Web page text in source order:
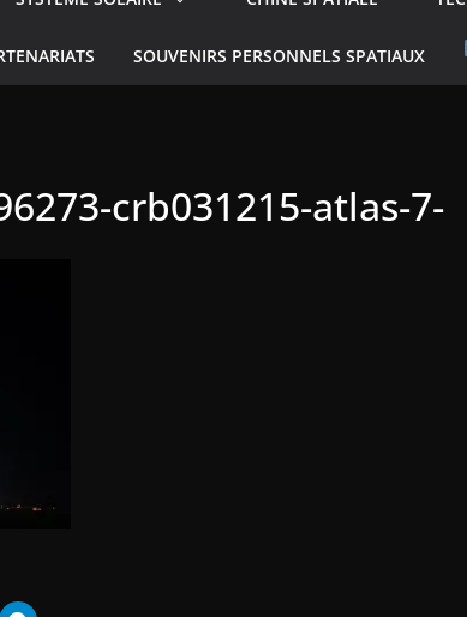
SOUVENIRS PERSONNELS SPATIAUX
crb031215-atlas-7-